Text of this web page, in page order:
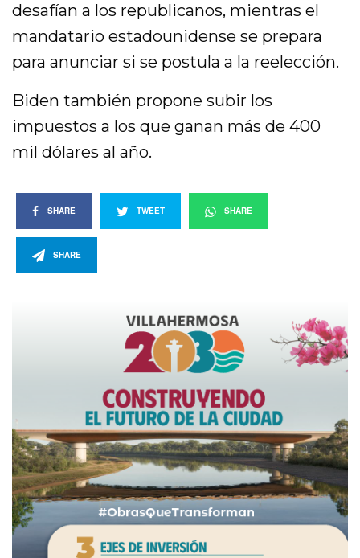
desafían a los republicanos, mientras el
mandatario estadounidense se prepara
para anunciar si se postula a la reelección.
Biden también propone subir los
impuestos a los que ganan más de 400
mil dólares al año.
SHARE TWEET SHARE
SHARE